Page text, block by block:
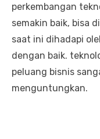
perkembangan
semakin baik, bisa
saat ini dihadapi
dengan baik.
peluang bisnis
menguntungkan.